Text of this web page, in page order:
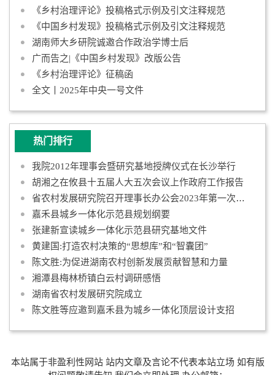
《乡村治理评论》投稿格式示例及引文注释规范
《中国乡村发现》投稿格式示例及引文注释规范
湖南师大乡研院诚邀合作政治学博士后
广而告之|《中国乡村发现》改版公告
《乡村治理评论》征稿函
全文丨2025年中央一号文件
热门排行
我院2012年理事会暨研究基地授牌仪式在长沙举行
胡湘之在攸县十五届人大五次会议上作政府工作报告
省农村发展研究院召开理事长办公会2023年第一次会议
嘉禾县城乡一体化示范县规划纲要
张建新宣读城乡一体化示范县研究基地文件
黄建国:打造农村决策的“思想库”和“智囊团”
陈文胜:为促进湖南农村创新发展贡献智慧和力量
湘潭县梅林桥镇白云村调研感悟
湖南省农村发展研究院成立
陈文胜等应邀到嘉禾县为城乡一体化顶层设计支招
本站属于非盈利性网站 站内文章及言论不代表本站立场 如有版